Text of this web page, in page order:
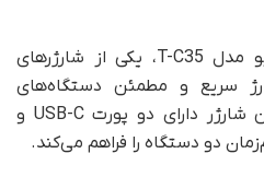
شارژر فندکی 52.5 وات ترانیو مدل T-C35، یکی از شارژرهای
سریع و مطمئن دستگاه‌های
هوشمند در خودرو است. این شارژر دارای دو پورت USB-C و